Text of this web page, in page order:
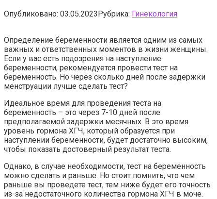
Опубликовано: 03.05.2023Рубрика: Гинекология
Определение беременности является одним из самых
важных и ответственных моментов в жизни женщины.
Если у вас есть подозрения на наступление
беременности, рекомендуется провести тест на
беременность. Но через сколько дней после задержки
менструации лучше сделать тест?
Идеальное время для проведения теста на
беременность – это через 7-10 дней после
предполагаемой задержки месячных. В это время
уровень гормона ХГЧ, который образуется при
наступлении беременности, будет достаточно высоким,
чтобы показать достоверный результат теста.
Однако, в случае необходимости, тест на беременность
можно сделать и раньше. Но стоит помнить, что чем
раньше вы проведете тест, тем ниже будет его точность
из-за недостаточного количества гормона ХГЧ в моче.